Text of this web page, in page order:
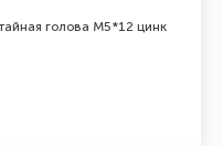
голова М5*12 цинк